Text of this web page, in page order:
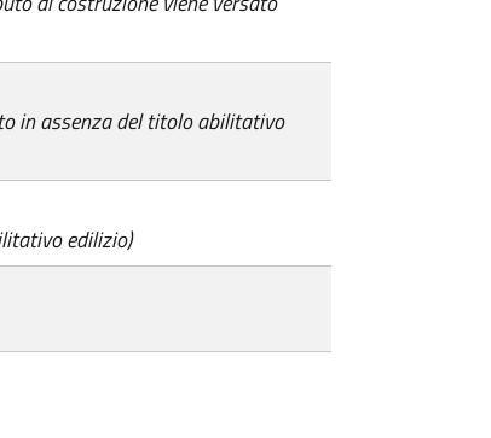
in assenza del titolo abilitativo
edilizio)